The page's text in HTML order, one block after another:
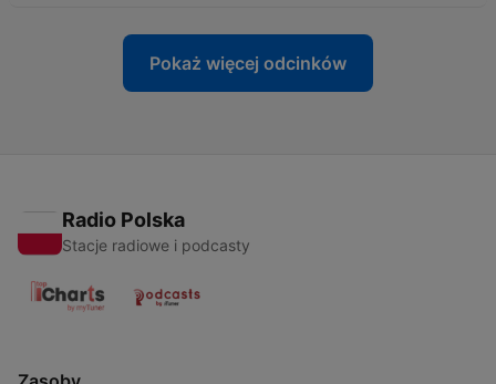
Pokaż więcej odcinków
Radio Polska
Stacje radiowe i podcasty